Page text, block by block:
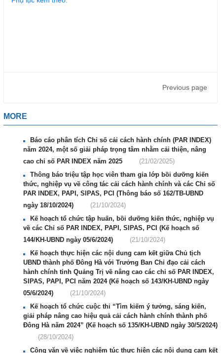
Previous page
MORE
Báo cáo phân tích Chỉ số cải cách hành chính (PAR INDEX)
năm 2024, một số giải pháp trọng tâm nhằm cải thiện, nâng
cao chỉ số PAR INDEX năm 2025
(21/02/2025)
Thông báo triệu tập học viên tham gia lớp bồi dưỡng kiến
thức, nghiệp vụ về công tác cải cách hành chính và các Chỉ số
PAR INDEX, PAPI, SIPAS, PCI (Thông báo số 162/TB-UBND
ngày 18/10/2024)
(21/10/2024)
Kế hoạch tổ chức tập huấn, bồi dưỡng kiến thức, nghiệp vụ
về các Chỉ số PAR INDEX, PAPI, SIPAS, PCI (Kế hoạch số
144/KH-UBND ngày 05/6/2024)
(21/10/2024)
Kế hoạch thực hiện các nội dung cam kết giữa Chủ tịch
UBND thành phố Đông Hà với Trưởng Ban Chỉ đạo cải cách
hành chính tỉnh Quảng Trị về nâng cao các chỉ số PAR INDEX,
SIPAS, PAPI, PCI năm 2024 (Kế hoạch số 143/KH-UBND ngày
05/6/2024)
(21/10/2024)
Kế hoạch tổ chức cuộc thi “Tìm kiếm ý tưởng, sáng kiến,
giải pháp nâng cao hiệu quả cải cách hành chính thành phố
Đông Hà năm 2024” (Kế hoạch số 135/KH-UBND ngày 30/5/2024)
(28/10/2024)
Công văn về việc nghiêm túc thực hiện các nội dung cam kết